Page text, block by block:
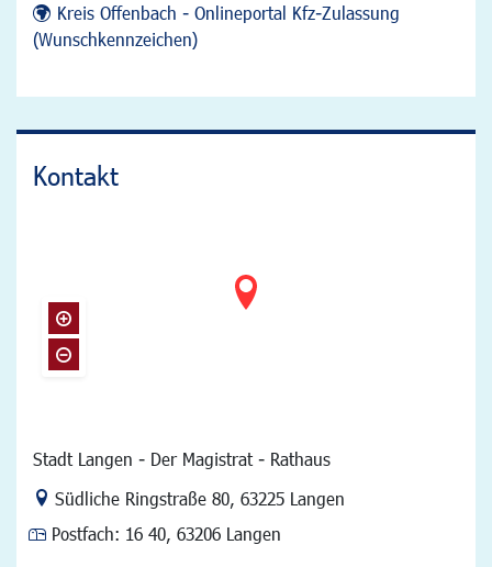
Kreis Offenbach - Onlineportal Kfz-Zulassung
(Wunschkennzeichen)
Kontakt
Stadt Langen - Der Magistrat - Rathaus
Link zur Google-Maps Navigation
Südliche Ringstraße 80, 63225 Langen
Postfach: 16 40, 63206 Langen